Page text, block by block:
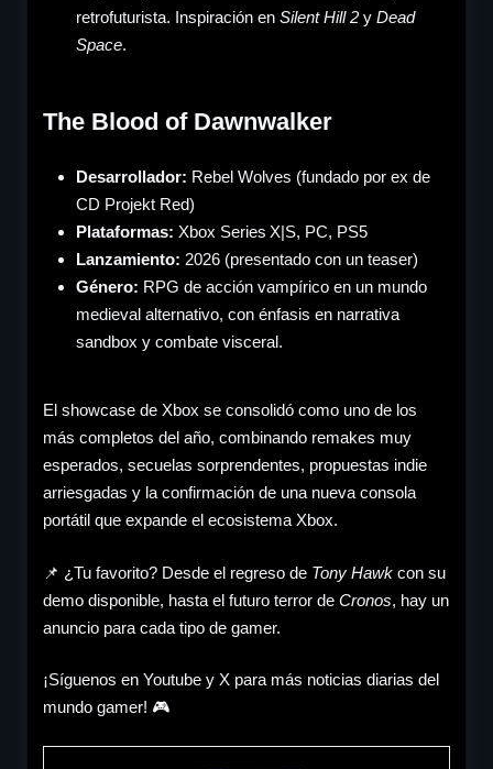
retrofuturista. Inspiración en Silent Hill 2 y Dead
Space.
The Blood of Dawnwalker
Desarrollador: Rebel Wolves (fundado por ex de
CD Projekt Red)
Plataformas: Xbox Series X|S, PC, PS5
Lanzamiento: 2026 (presentado con un teaser)
Género: RPG de acción vampírico en un mundo
medieval alternativo, con énfasis en narrativa
sandbox y combate visceral.
El showcase de Xbox se consolidó como uno de los
más completos del año, combinando remakes muy
esperados, secuelas sorprendentes, propuestas indie
arriesgadas y la confirmación de una nueva consola
portátil que expande el ecosistema Xbox.
📌 ¿Tu favorito? Desde el regreso de Tony Hawk con su
demo disponible, hasta el futuro terror de Cronos, hay un
anuncio para cada tipo de gamer.
¡Síguenos en Youtube y X para más noticias diarias del
mundo gamer! 🎮